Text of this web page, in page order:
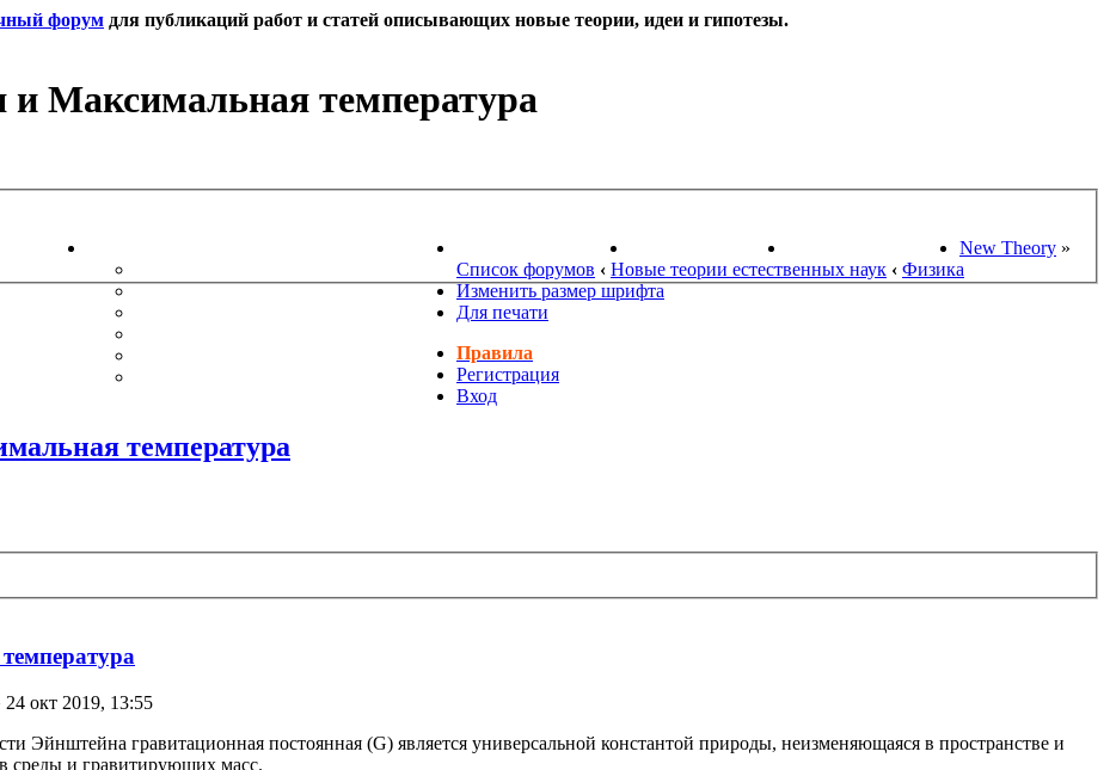
форум для публикаций работ и статей описывающих новые теории, идеи и гипотезы.
и Максимальная температура
ПОЖЕЛАНИЯ
НОВОСТИ НАУКИ ПОИСК ТЕОРИЙ СТАРЫЙ ПОРТАЛ New Theory »
Список форумов ‹ Новые теории естественных наук ‹ Физика
Изменить размер шрифта
Для печати
Правила
Регистрация
Вход
температура
24 окт 2019, 13:55
Эйнштейна гравитационная постоянная (G) является универсальной константой природы, неизменяющаяся в пространстве и
среды и гравитирующих масс.